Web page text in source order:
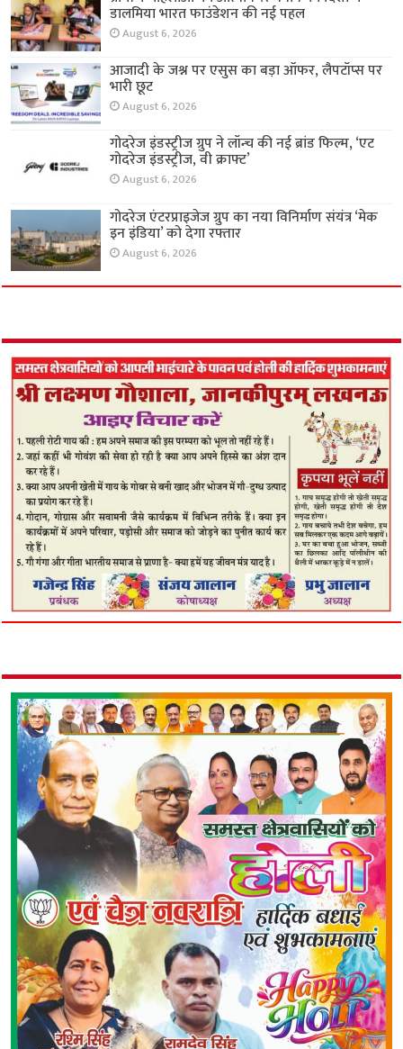
डालमिया भारत फाउंडेशन की नई पहल
August 6, 2026
आजादी के जश्न पर एसुस का बड़ा ऑफर, लैपटॉप्स पर
भारी छूट
August 6, 2026
गोदरेज इंडस्ट्रीज ग्रुप ने लॉन्च की नई ब्रांड फिल्म, ‘एट
गोदरेज इंडस्ट्रीज, वी क्राफ्ट’
August 6, 2026
गोदरेज एंटरप्राइजेज ग्रुप का नया विनिर्माण संयंत्र ‘मेक
इन इंडिया’ को देगा रफ्तार
August 6, 2026